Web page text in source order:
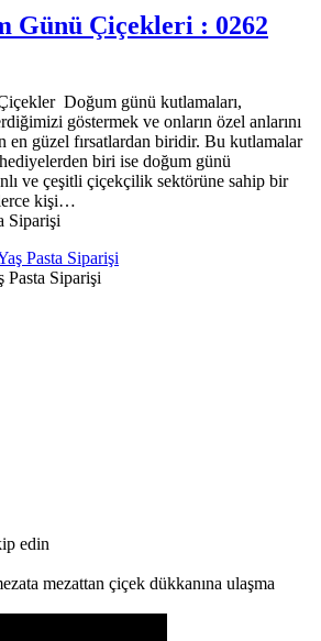
Günü Çiçekleri : 0262
Doğum günü kutlamaları,
göstermek ve onların özel anlarını
en güzel fırsatlardan biridir. Bu kutlamalar
biri ise doğum günü
ve çeşitli çiçekçilik sektörüne sahip bir
kişi…
Siparişi
Pasta Siparişi
edin
mezattan çiçek dükkanına ulaşma